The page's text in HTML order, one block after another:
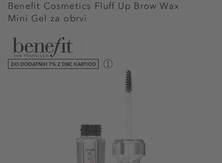
Benefit Cosmetics Fluff Up Brow Wax
Mini Gel za obrvi
DO DODATNIH 7% Z DBC KARTICO